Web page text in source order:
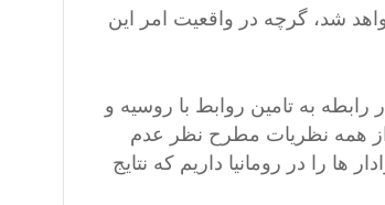
شد، گرچه در واقعیت امر این
به تامین روابط با روسیه و
از همه نظریات مطرح نظر عدم
را در رومانیا داریم که نتایج